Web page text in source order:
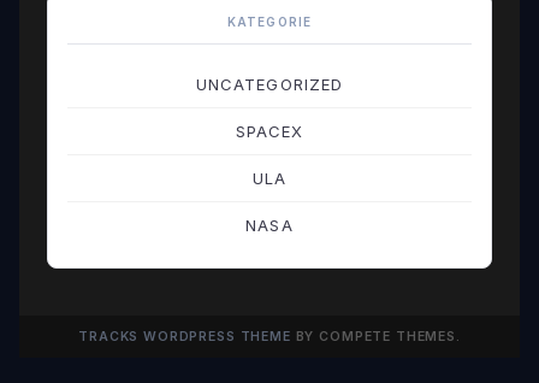
CZERWIEC 2025
KATEGORIE
UNCATEGORIZED
SPACEX
ULA
NASA
TRACKS WORDPRESS THEME BY COMPETE THEMES.